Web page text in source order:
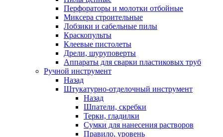
Перфораторы и молотки отбойные
Миксера строительные
Лобзики и сабельные пилы
Краскопульты
Клеевые пистолеты
Дрели, шуруповерты
Аппараты для сварки пластиковых труб
Ручной инструмент
Назад
Штукатурно-отделочный инструмент
Назад
Шпатели, скребки
Терки, гладилки
Сумки для нанесения растворов
Правило, уровень